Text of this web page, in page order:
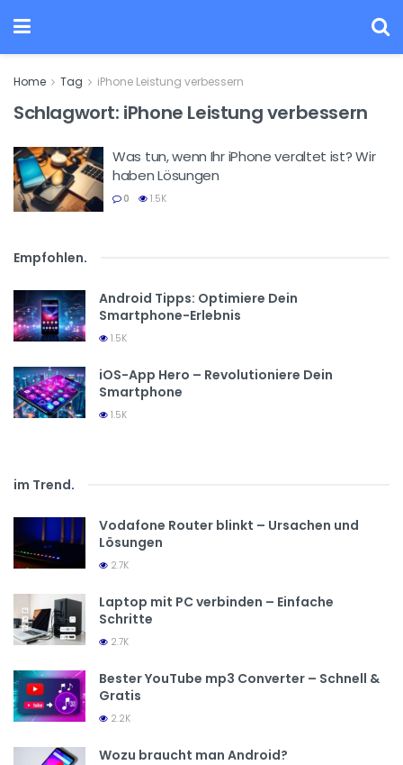
Home Tag iPhone Leistung verbessern
Schlagwort: iPhone Leistung verbessern
Was tun, wenn Ihr iPhone veraltet ist? Wir
haben Lösungen
0 1.5K
Empfohlen.
Android Tipps: Optimiere Dein
Smartphone-Erlebnis
1.5K
iOS-App Hero – Revolutioniere Dein
Smartphone
1.5K
im Trend.
Vodafone Router blinkt – Ursachen und
Lösungen
2.7K
Laptop mit PC verbinden – Einfache
Schritte
2.7K
Bester YouTube mp3 Converter – Schnell &
Gratis
2.2K
Wozu braucht man Android?